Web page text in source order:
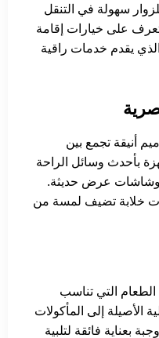
سهولة في التنقل
على خيارات إقامة
الذي يقدم خدمات راقية
أنيقة تجمع بين
بأحدث وسائل الراحة
وشاشات عرض حديثة.
خلابة تضيف لمسة من
التي تناسب
الأصيلة إلى المأكولات
بعناية فائقة لتلبية